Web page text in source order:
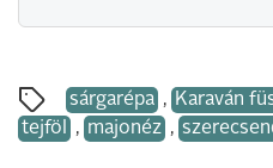
sárgarépa , Karaván
tejföl
, majonéz ,